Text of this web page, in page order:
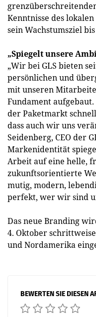
Kenntnisse des
sein Wachstumsziel
„Spiegelt unsere
„Wir bei GLS bieten
persönlichen und
mit unseren
Fundament
der Paketmarkt
dass auch wir uns
Seidenberg, CEO der
Markenidentität
Arbeit auf eine helle,
zukunftsorientierte
mutig, modern,
perfekt, wer wir sind
Das neue Branding
4. Oktober
und Nordamerika
BEWERTEN SIE DIESEN